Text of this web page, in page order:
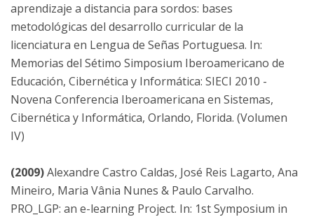
aprendizaje a distancia para sordos: bases
metodológicas del desarrollo curricular de la
licenciatura en Lengua de Señas Portuguesa. In:
Memorias del Sétimo Simposium Iberoamericano de
Educación, Cibernética y Informática: SIECI 2010 -
Novena Conferencia Iberoamericana en Sistemas,
Cibernética y Informática, Orlando, Florida. (Volumen
IV)
(2009)Alexandre Castro Caldas, José Reis Lagarto, Ana
Mineiro, Maria Vânia Nunes & Paulo Carvalho.
PRO_LGP: an e-learning Project. In: 1st Symposium in